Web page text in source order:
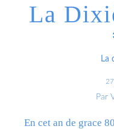
La
La
Par
En cet an de grace